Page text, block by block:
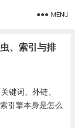
MENU
、索引与排
键词、外链、
引擎本身是怎么